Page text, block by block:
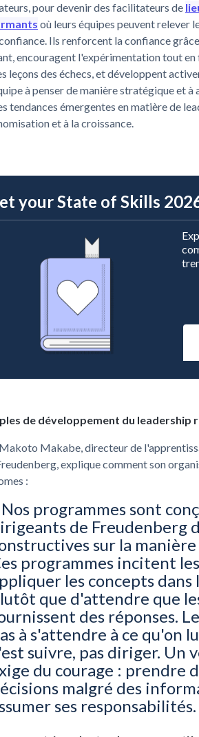
pour devenir des facilitateurs de
où leurs équipes peuvent relever
Ils renforcent la confiance
encouragent l'expérimentation tout
leçons des échecs, et développent
à penser de manière stratégique et
tendances émergentes en matière de
et à la croissance.
your State of Skills
de développement du leadership
Makabe, directeur de
explique comment son
:
Nos programmes sont
de Freudenberg
sur la
programmes incitent
les concepts
que d'attendre que
des réponses.
à s'attendre à ce qu'on
suivre, pas diriger. Un
du courage : prendre
malgré des
ses responsabilités.